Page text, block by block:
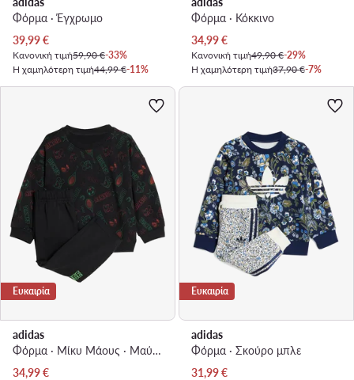
Φόρμα · Έγχρωμο
Τρέχουσα τιμή
39,99€
Κανονική τιμή59,90 €-33%
Η χαμηλότερη τιμή44,99 €-11%
Φόρμα · Κόκκινο
Τρέχουσα τιμή
34,99€
Κανονική τιμή49,90 €-29%
Η χαμηλότερη τιμή37,90 €-7%
Ευκαιρία
adidas
Φόρμα · Μίκυ Μάους · Μαύρο
Τρέχουσα τιμή
34,99€
Ευκαιρία
adidas
Φόρμα · Σκούρο μπλε
Τρέχουσα τιμή
31,99€